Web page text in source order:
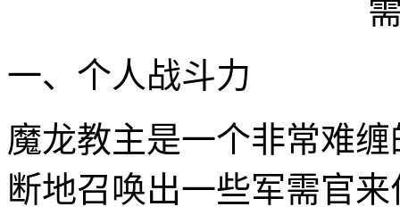
一、个人战斗力
魔龙教主是一个非常难
断地召唤出一些军需官